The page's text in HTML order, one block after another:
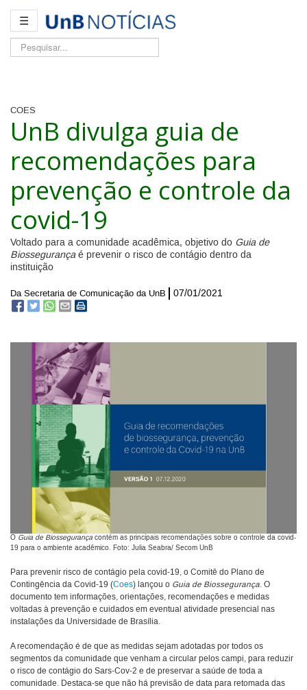
☰
Pesquisar...
COES
UnB divulga guia de
recomendações para
prevenção e controle da
covid-19
Voltado para a comunidade acadêmica, objetivo do Guia de
Biossegurançaé prevenir o risco de contágio dentro da
instituição
Da Secretaria de Comunicação da UnB 07/01/2021
O Guia de Biossegurança contém as principais recomendações sobre o controle da covid-
19 para o ambiente acadêmico. Foto: Julia Seabra/ Secom UnB
Para prevenir risco de contágio pela covid-19, o Comitê do Plano de
Contingência da Covid-19 (Coes) lançou o Guia de Biossegurança. O
documento tem informações, orientações, recomendações e medidas
voltadas à prevenção e cuidados em eventual atividade presencial nas
instalações da Universidade de Brasília.
A recomendação é de que as medidas sejam adotadas por todos os
segmentos da comunidade que venham a circular pelos campi, para reduzir
o risco de contágio do Sars-Cov-2 e de preservar a saúde de toda a
comunidade. Destaca-se que não há previsão de data para retomada das